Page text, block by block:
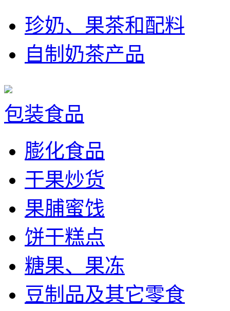
珍奶、果茶和配料
自制奶茶产品
包装食品
膨化食品
干果炒货
果脯蜜饯
饼干糕点
糖果、果冻
豆制品及其它零食